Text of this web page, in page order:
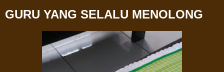
GURU YANG SELALU MENOLONG